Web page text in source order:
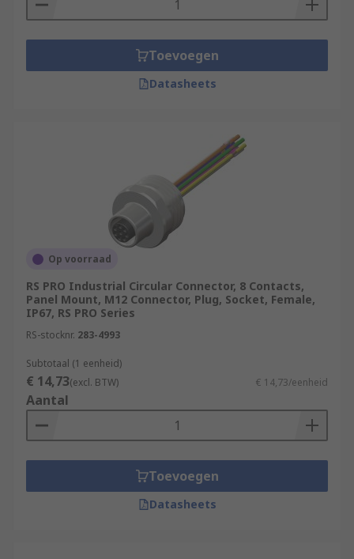
Toevoegen
Datasheets
Op voorraad
RS PRO Industrial Circular Connector, 8 Contacts,
Panel Mount, M12 Connector, Plug, Socket, Female,
IP67, RS PRO Series
RS-stocknr. 283-4993
Subtotaal (1 eenheid)
€ 14,73(excl. BTW) € 14,73/eenheid
Aantal
Toevoegen
Datasheets